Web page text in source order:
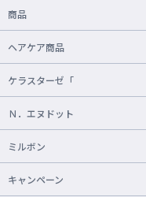
商品
ヘアケア商品
ケラスターゼ「
Ｎ．エヌドット
ミルボン
キャンペーン